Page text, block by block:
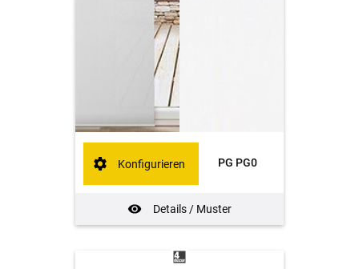
PG PG0
Details / Muster
Konfigurieren